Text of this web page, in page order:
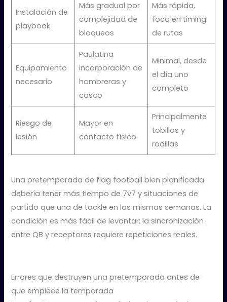
Instalación de
playbook
Más gradual por
complejidad de
bloqueos
Más rápida,
foco en timing
de rutas
Equipamiento
necesario
Paulatina
incorporación de
hombreras y
casco
Minimal, desde
el día uno
completo
Riesgo de
lesión
Mayor en
contacto físico
Principalmente
tobillos y
rodillas
Una pretemporada de flag football bien planificada
debería tener más tiempo de 7v7 y situaciones de
partido que una de tackle en las mismas semanas. La
condición es más fácil de levantar; la sincronización
entre QB y receptores requiere repeticiones reales.
Errores que destruyen una pretemporada antes de
que empiece la temporada